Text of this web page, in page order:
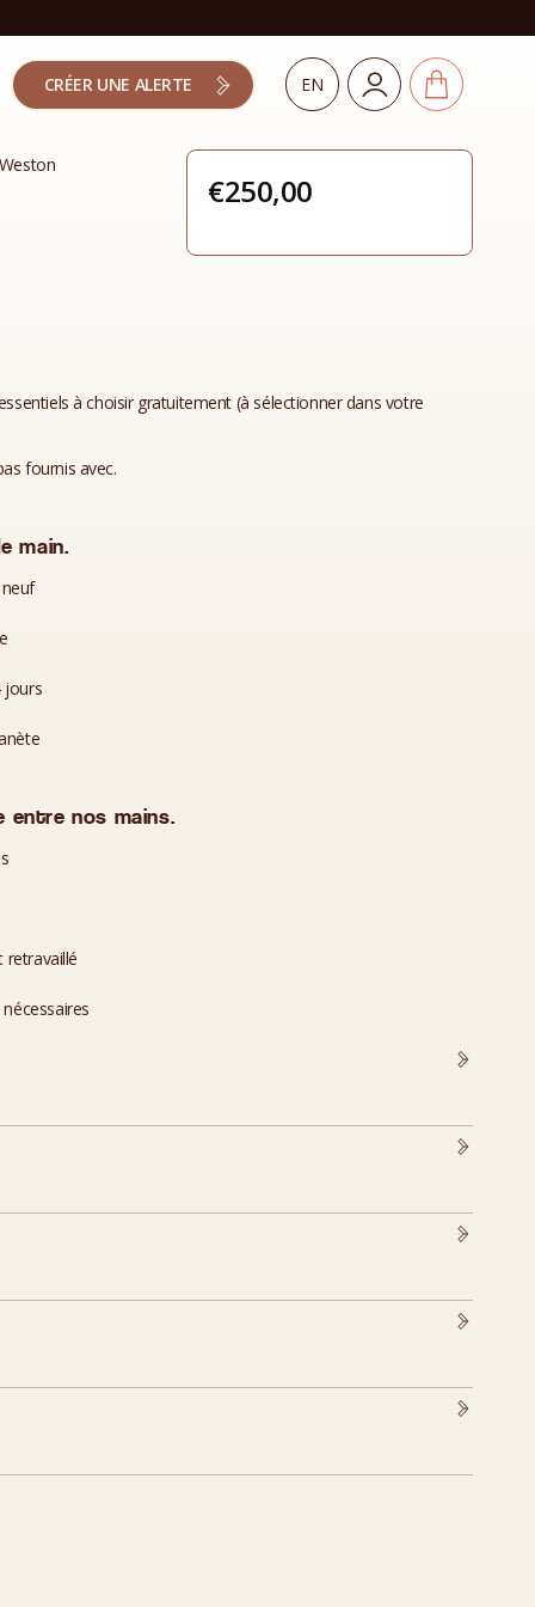
CRÉER UNE ALERTE EN
à choisir gratuitement (à sélectionner dans votre
fournis avec.
main.
jours
entre nos mains.
retravaillé
€250,00